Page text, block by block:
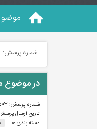
شماره پرسش:
در موضوع
شماره پرسش:
تاریخ ارسال
دسته بندی ها: